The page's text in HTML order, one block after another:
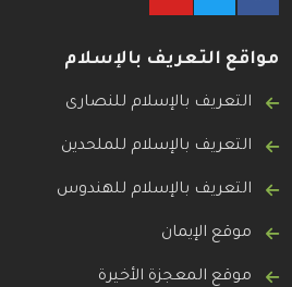
مواقع التعريف بالإسلام
التعريف بالإسلام للنصارى
التعريف بالإسلام للملحدين
التعريف بالإسلام للهندوس
موقع الإيمان
موقع المعجزة الأخيرة